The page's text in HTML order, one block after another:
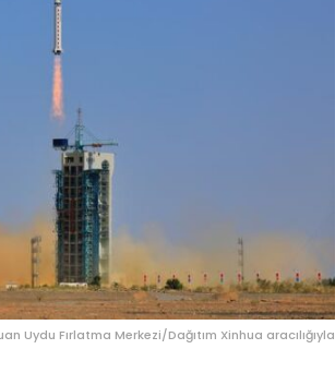
Uydu Fırlatma Merkezi/Dağıtım Xinhua aracılığıyla